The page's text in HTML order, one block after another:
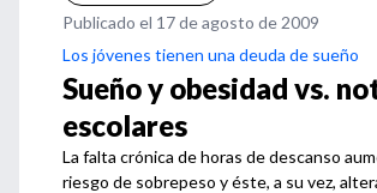
Publicado el 17 de agosto de 2009
Los jóvenes tienen una deuda de sueño
Sueño y obesidad vs.
escolares
La falta crónica de horas de descanso
riesgo de sobrepeso y éste, a su vez,